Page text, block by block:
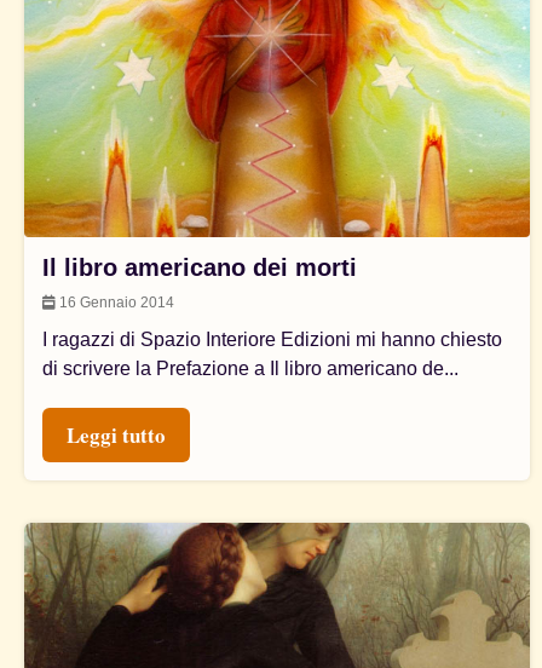
Il libro americano dei morti
16 Gennaio 2014
I ragazzi di Spazio Interiore Edizioni mi hanno chiesto
di scrivere la Prefazione a Il libro americano de...
Leggi tutto